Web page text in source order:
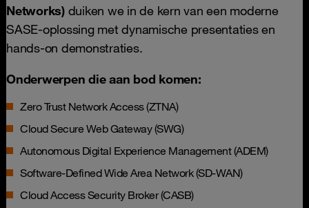
Networks)duiken we in de kern van een moderne
SASE-oplossing met dynamische presentaties en
hands-on demonstraties.
Onderwerpen die aan bod komen:
Zero Trust Network Access (ZTNA)
Cloud Secure Web Gateway (SWG)
Autonomous Digital Experience Management (ADEM)
Software-Defined Wide Area Network (SD-WAN)
Cloud Access Security Broker (CASB)